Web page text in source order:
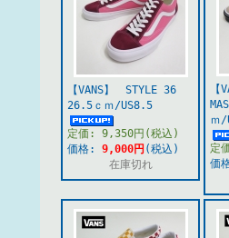
【VANS】 STYLE 36
26.5ｃｍ/US8.5
定価: 9,350円(税込)
価格: 9,000円 (税込)
在庫切れ
【
ｍ/
定
価